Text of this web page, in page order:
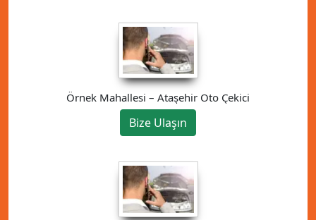
Örnek Mahallesi – Ataşehir Oto Çekici
Bize Ulaşın